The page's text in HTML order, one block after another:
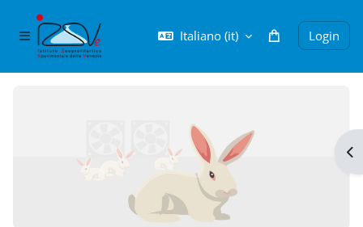
Pannello laterale Italiano ‎(it)‎ Login